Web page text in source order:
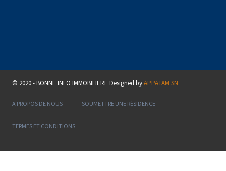
© 2020 - BONNE INFO IMMOBILIERE Designed byAPPATAM SN
A PROPOS DE NOUS SOUMETTRE UNE RÉSIDENCE
TERMES ET CONDITIONS